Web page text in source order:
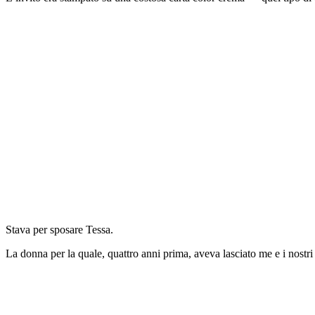
Stava per sposare Tessa.
La donna per la quale, quattro anni prima, aveva lasciato me e i